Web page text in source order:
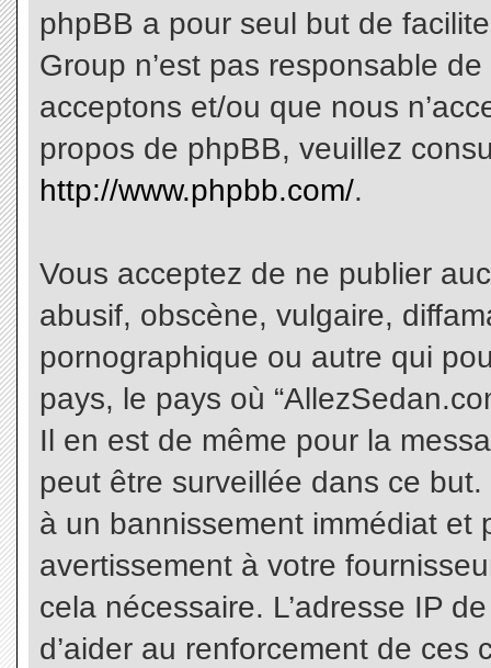
phpBB a pour seul but de
Group n’est pas responsable
acceptons et/ou que nous
propos de phpBB, veuillez
http://www.phpbb.com/.
Vous acceptez de ne publier
abusif, obscène, vulgaire,
pornographique ou autre qui
pays, le pays où
Il en est de même pour la
peut être surveillée dans ce
à un bannissement immédiat et
avertissement à votre
cela nécessaire. L’adresse IP
d’aider au renforcement de